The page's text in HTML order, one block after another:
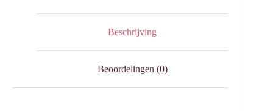
Beschrijving
Beoordelingen (0)